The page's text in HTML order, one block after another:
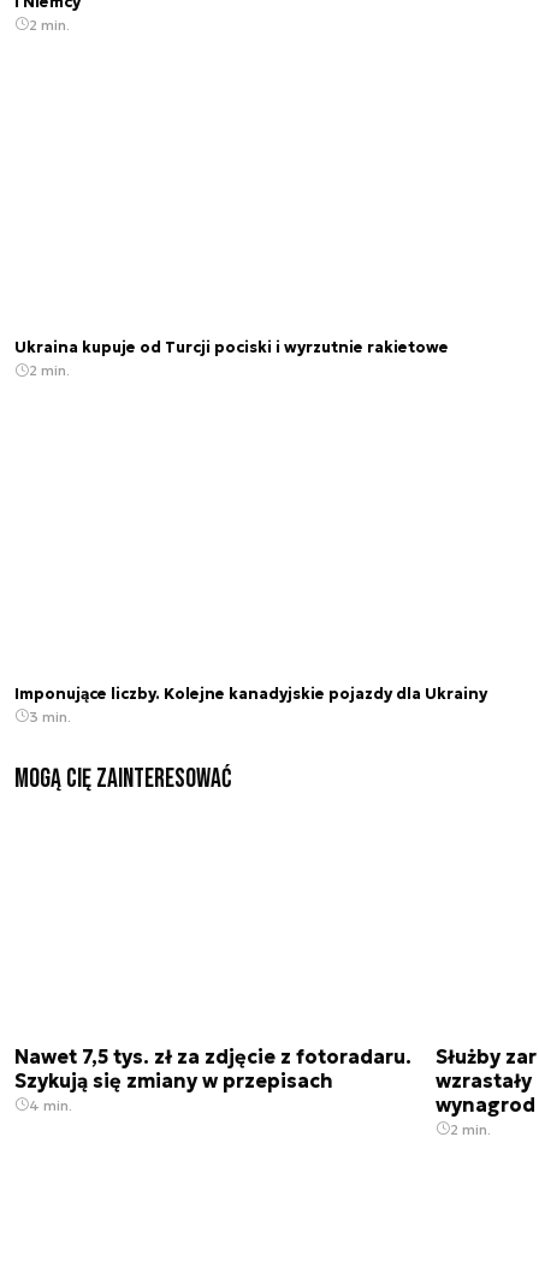
2 min.
Ukraina kupuje od Turcji pociski i wyrzutnie rakietowe
2 min.
Imponujące liczby. Kolejne kanadyjskie pojazdy dla Ukrainy
3 min.
Mogą Cię zainteresować
Nawet 7,5 tys. zł za zdjęcie z fotoradaru.
Szykują się zmiany w przepisach
4 min.
Służby
2 min.